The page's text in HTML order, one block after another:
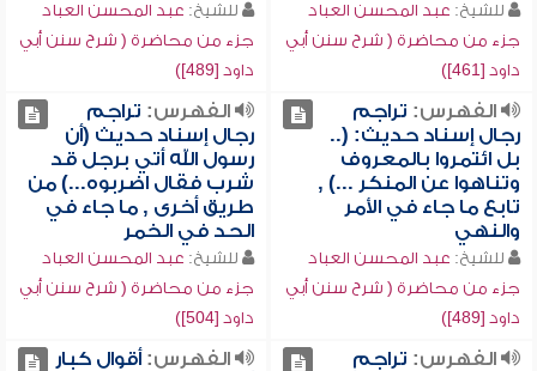
للشيخ: عبد المحسن العباد
جزء من محاضرة ( شرح سنن أبي
داود [461])
للشيخ: عبد المحسن العباد
جزء من محاضرة ( شرح سنن أبي
داود [489])
الفهرس: تراجم
رجال إسناد حديث: (..
بل ائتمروا بالمعروف
وتناهوا عن المنكر ...) ,
تابع ما جاء في الأمر
والنهي
للشيخ: عبد المحسن العباد
جزء من محاضرة ( شرح سنن أبي
داود [489])
الفهرس: تراجم
رجال إسناد حديث (أن
رسول الله أتي برجل قد
شرب فقال اضربوه...) من
طريق أخرى , ما جاء في
الحد في الخمر
للشيخ: عبد المحسن العباد
جزء من محاضرة ( شرح سنن أبي
داود [504])
الفهرس: تراجم
الفهرس:أقوال كبار